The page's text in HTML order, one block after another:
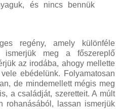
és nincs bennük
regény, amely különféle
ismerjük meg a főszereplő
az irodába, ahogy mellette
ebédelünk. Folyamatosan
de mindemellett mégis meg
a családját, szeretteit. A múlt
rohanásából, lassan ismerjük